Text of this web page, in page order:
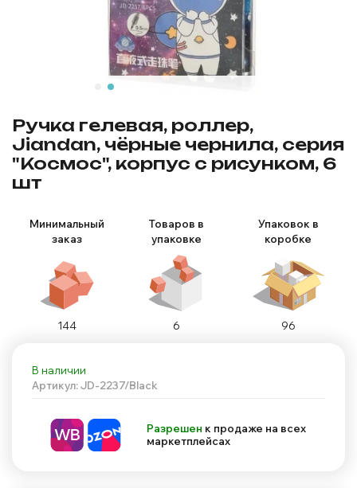
В наличии
Артикул: JD-2237/Black
Разрешен к продаже на всех
маркетплейсах
Ручка гелевая, роллер,
Jiandan, чёрные чернила, серия
"Космос", корпус с рисунком, 6
шт
Минимальный
заказ
Товаров в
упаковке
Упаковок в
коробке
144 6 96